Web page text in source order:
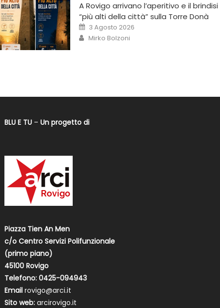
A Rovigo arrivano l’aperitivo e il brindisi
“più alti della città” sulla Torre Donà
3 Agosto 2026
Mirko Bolzoni
BLU E TU– Un progetto di
Piazza Tien An Men
c/o Centro Servizi Polifunzionale
(primo piano)
45100 Rovigo
Telefono: 0425-094943
Email rovigo@arci.it
Sito web: arcirovigo.it